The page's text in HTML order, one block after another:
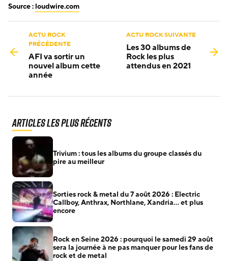
Source : loudwire.com
ACTU ROCK
PRÉCÉDENTE
AFI va sortir un
nouvel album cette
année
ACTU ROCK SUIVANTE
Les 30 albums de
Rock les plus
attendus en 2021
Articles les plus récents
Trivium : tous les albums du groupe classés du
pire au meilleur
Sorties rock & metal du 7 août 2026 : Electric
Callboy, Anthrax, Northlane, Xandria… et plus
encore
Rock en Seine 2026 : pourquoi le samedi 29 août
sera la journée à ne pas manquer pour les fans de
rock et de metal